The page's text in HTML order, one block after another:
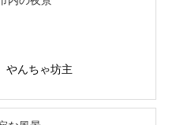
やんちゃ坊主